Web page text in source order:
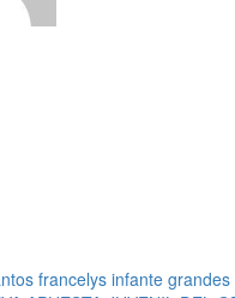
francelys infante